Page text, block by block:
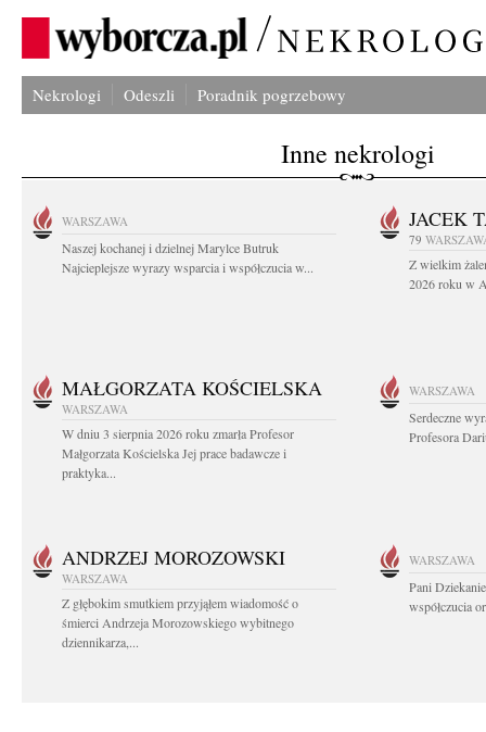
Nekrologi Odeszli Poradnik pogrzebowy
Inne nekrologi
WARSZAWA
Naszej kochanej i dzielnej Marylce Butruk
Najcieplejsze wyrazy wsparcia i współczucia w...
JACEK
79
Z wielkim
2026 roku w
MAŁGORZATA KOŚCIELSKA
WARSZAWA
W dniu 3 sierpnia 2026 roku zmarła Profesor
Małgorzata Kościelska Jej prace badawcze i
praktyka...
WARSZAWA
Serdeczne
Profesora
ANDRZEJ MOROZOWSKI
WARSZAWA
Z głębokim smutkiem przyjąłem wiadomość o
śmierci Andrzeja Morozowskiego wybitnego
dziennikarza,...
WARSZAWA
Pani
współczucia